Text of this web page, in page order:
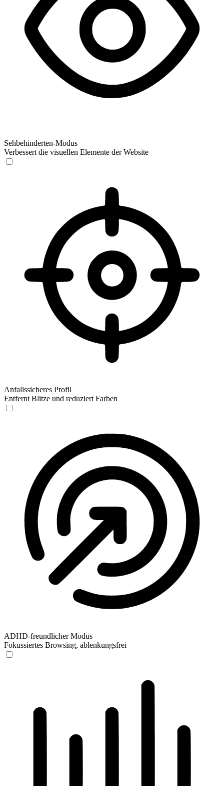
Sehbehinderten-Modus
Verbessert die visuellen Elemente der Website
Anfallssicheres Profil
Entfernt Blitze und reduziert Farben
ADHD-freundlicher Modus
Fokussiertes Browsing, ablenkungsfrei